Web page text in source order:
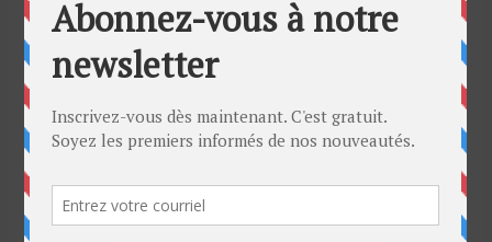
5 idées cadeaux Moulinex pour votre mère
pour l’Action de Grâce
Blague de café: Une femme infidèle trompe
son mari
Listes des Sites de Rencontre